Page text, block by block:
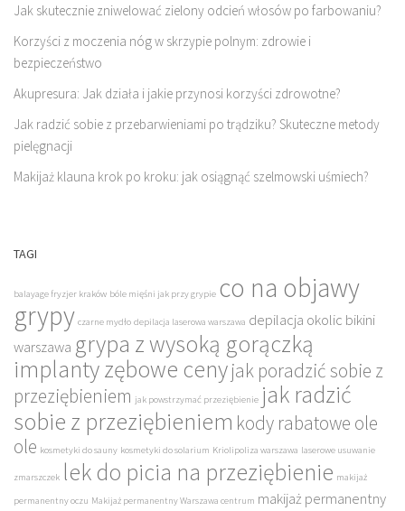
Jak skutecznie zniwelować zielony odcień włosów po farbowaniu?
Korzyści z moczenia nóg w skrzypie polnym: zdrowie i
bezpieczeństwo
Akupresura: Jak działa i jakie przynosi korzyści zdrowotne?
Jak radzić sobie z przebarwieniami po trądziku? Skuteczne metody
pielęgnacji
Makijaż klauna krok po kroku: jak osiągnąć szelmowski uśmiech?
TAGI
balayage fryzjer kraków bóle mięśni jak przy grypie co na objawy
grypy czarne mydło depilacja laserowa warszawa depilacja okolic bikini
warszawa grypa z wysoką gorączką
implanty zębowe cenyjak poradzić sobie z
przeziębieniem jak powstrzymać przeziębienie jak radzić
sobie z przeziębieniem kody rabatowe ole
ole kosmetyki do sauny kosmetyki do solarium Kriolipoliza warszawa laserowe usuwanie
zmarszczek lek do picia na przeziębienie makijaż
permanentny oczu Makijaż permanentny Warszawa centrum makijaż permanentny